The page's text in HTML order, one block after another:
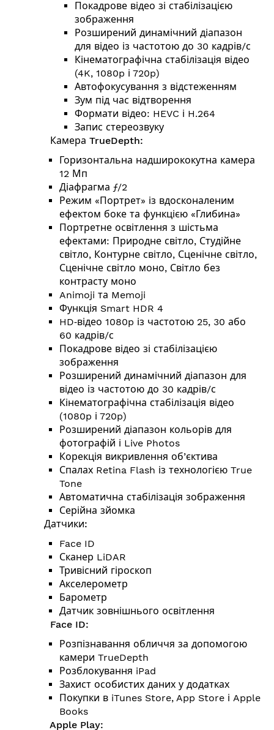
Покадрове відео зі стабілізацією
зображення
Розширений динамічний діапазон
для відео із частотою до 30 кадрів/с
Кінемато­графічна стабілізація відео
(4K, 1080p і 720p)
Автофокусування з відстеженням
Зум під час відтворення
Формати відео: HEVC і H.264
Запис стереозвуку
Камера TrueDepth:
Горизонтальна надширококутна камера
12 Мп
Діафрагма ƒ/2
Режим «Портрет» із вдо­ско­на­ле­ним
ефектом боке та функцією «Глибина»
Портретне освітлення з шістьма
ефектами: Природне світло, Студійне
світло, Контурне світло, Сценічне світло,
Сценічне світло моно, Світло без
контрасту моно
Animoji та Memoji
Функція Smart HDR 4
HD‑відео 1080p із частотою 25, 30 або
60 кадрів/с
Покадрове відео зі стабілізацією
зображення
Розширений динамічний діапазон для
відео із частотою до 30 кадрів/с
Кінемато­графічна стабілізація відео
(1080p і 720p)
Розширений діапазон кольорів для
фотографій і Live Photos
Корекція викривлення об’єктива
Спалах Retina Flash із технологією True
Tone
Автоматична стабілізація зображення
Серійна зйомка
Датчики:
Face ID
Сканер LiDAR
Тривісний гіроскоп
Акселерометр
Барометр
Датчик зовнішнього освітлення
Face ID:
Розпізнавання обличчя за допомогою
камери TrueDepth
Розблокування iPad
Захист особистих даних у додатках
Покупки в iTunes Store, App Store і Apple
Books
Apple Play: